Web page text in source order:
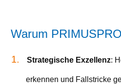
Warum
Strategische Exzellenz:
erkennen und Fallstricke